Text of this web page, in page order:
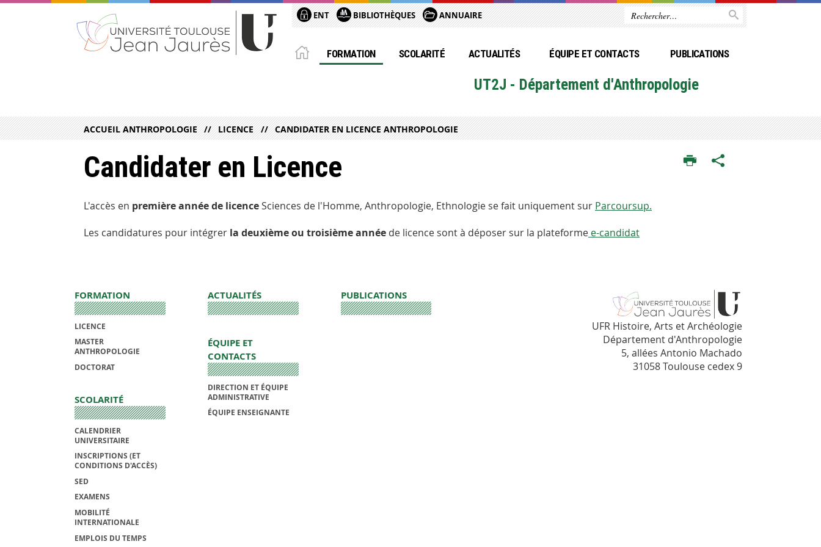
ENT BIBLIOTHÈQUES ANNUAIRE
FORMATION SCOLARITÉ ACTUALITÉS ÉQUIPE ET CONTACTS PUBLICATIONS
UT2J - Département d'Anthropologie
ACCUEIL ANTHROPOLOGIE LICENCE CANDIDATER EN LICENCE ANTHROPOLOGIE
Candidater en Licence
L'accès en première année de licenceSciences de l'Homme, Anthropologie, Ethnologie se fait uniquement sur Parcoursup.
Les candidatures pour intégrer la deuxième ou troisième année de licence sont à déposer sur la plateforme e-candidat
FORMATION
LICENCE
MASTER
ANTHROPOLOGIE
DOCTORAT
SCOLARITÉ
CALENDRIER
UNIVERSITAIRE
INSCRIPTIONS (ET
CONDITIONS D'ACCÈS)
SED
EXAMENS
MOBILITÉ
INTERNATIONALE
EMPLOIS DU TEMPS
ACTUALITÉS
ÉQUIPE ET
CONTACTS
DIRECTION ET ÉQUIPE
ADMINISTRATIVE
ÉQUIPE ENSEIGNANTE
PUBLICATIONS
UFR Histoire, Arts et Archéologie
Département d'Anthropologie
5, allées Antonio Machado
31058 Toulouse cedex 9